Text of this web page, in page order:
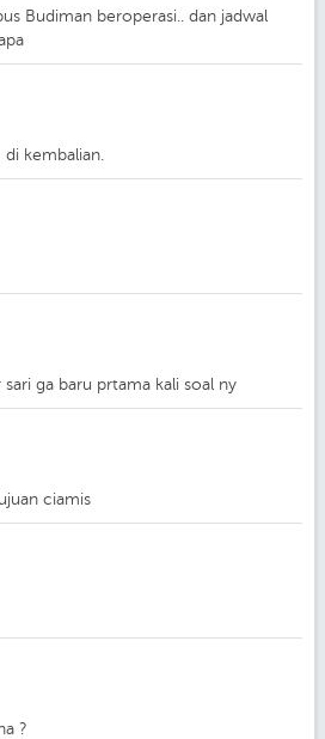
Budiman beroperasi.. dan jadwal
kembalian.
ga baru prtama kali soal ny
ciamis
?